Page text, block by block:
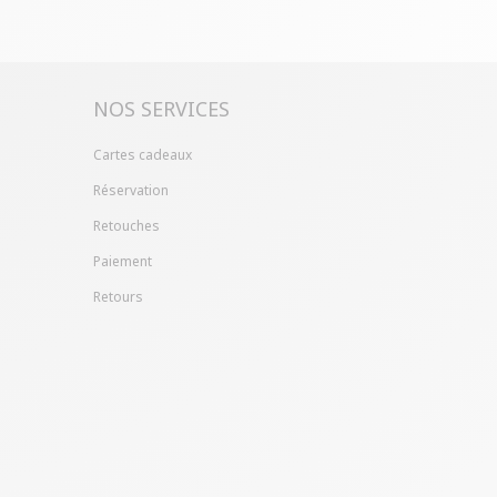
NOS SERVICES
Cartes cadeaux
Réservation
Retouches
Paiement
Retours